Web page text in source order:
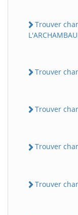
Trouver
Trouver
Trouver
Trouver
Trouver